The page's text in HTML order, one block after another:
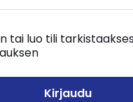
tai luo tili
Kirjaudu